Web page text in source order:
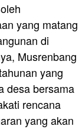
yang matang
di
Musrenbang
yang
desa bersama
rencana
yang akan